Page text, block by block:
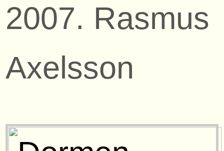
2007. Rasmus
Axelsson